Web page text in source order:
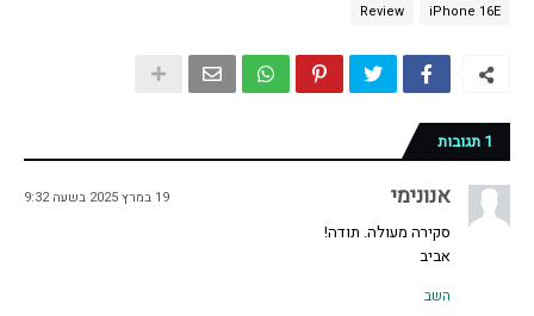
iPhone 16E
Review
1 תגובות
אנונימי 19 במרץ 2025 בשעה 9:32
סקירה מעולה. תודה!
אביב
השב